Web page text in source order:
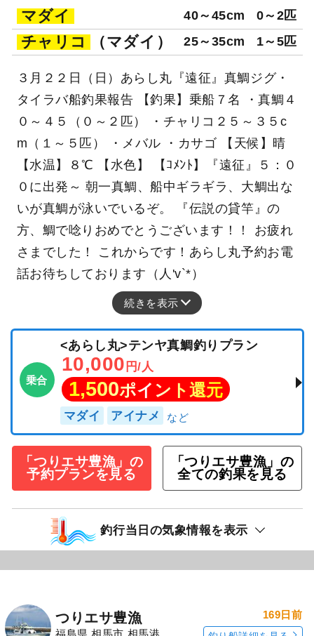
マダイ 40～45cm 0～2匹
チャリコ （マダイ） 25～35cm 1～5匹
３月２２日（日）あらし丸『遠征』真鯛ジグ・
タイラバ船釣果報告 【釣果】乗船７名 ・真鯛４
０～４５（０～２匹） ・チャリコ２５～３５c
m（１～５匹） ・メバル ・カサゴ 【天候】晴
【水温】８℃ 【水色】 【ｺﾒﾝﾄ】『遠征』５：０
０に出発～ 朝一真鯛、船中ギラギラ、大鯛出な
いが真鯛が泳いでいるぞ。 『伝説の貸竿』の
方、鯛で唸りおめでとうございます！！ お疲れ
さまでした！ これからです！あらし丸予約お電
話お待ちしております（人'v`*）
続きを表示
乗合
<あらし丸>テンヤ真鯛釣りプラン
10,000 円/人
1,500ポイント還元
マダイ アイナメ
「つりエサ豊漁」の
予約プランを見る
「つりエサ豊漁」の
全ての釣果を見る
釣行当日の気象情報を表示
つりエサ豊漁
福島県 相馬市 相馬港
169日前